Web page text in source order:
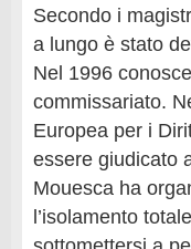
Secondo i
a lungo è stato
Nel 1996
commissariato.
Europea per i
essere giudicato
Mouesca ha
l’isolamento